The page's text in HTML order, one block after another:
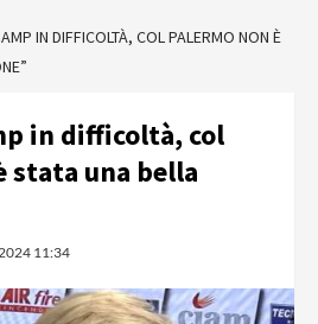
IN DIFFICOLTÀ, COL PALERMO NON È
in difficoltà, col
stata una bella
11:34